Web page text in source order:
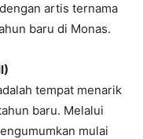
artis ternama
baru di Monas.
tempat menarik
baru. Melalui
mulai